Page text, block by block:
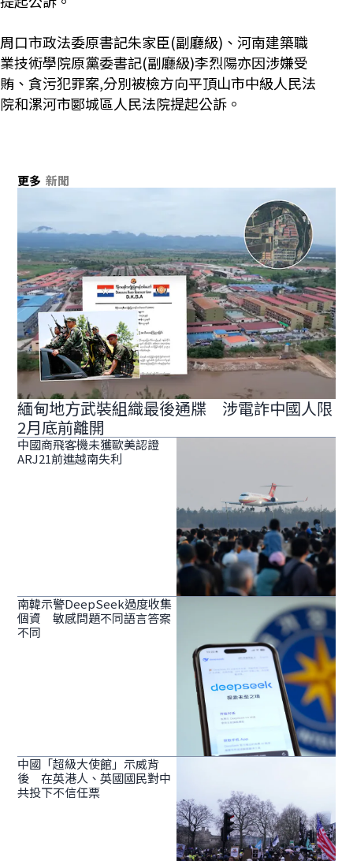
周口市政法委原書記朱家臣(副廳級)、河南建築職
業技術學院原黨委書記(副廳級)李烈陽亦因涉嫌受
賄、貪污犯罪案,分別被檢方向平頂山市中級人民法
院和漯河市郾城區人民法院提起公訴。
更多 新聞
緬甸地方武裝組織最後通牒 涉電詐中國人限
2月底前離開
中國商飛客機未獲歐美認證
ARJ21前進越南失利
南韓示警DeepSeek過度收集
個資 敏感問題不同語言答案
不同
中國「超級大使館」示威背
後 在英港人、英國國民對中
共投下不信任票